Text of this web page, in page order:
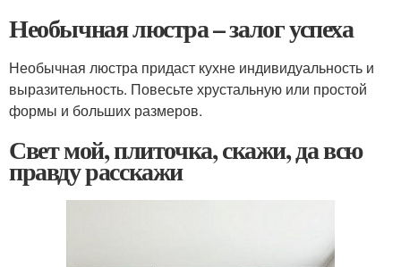
Необычная люстра – залог успеха
Необычная люстра придаст кухне индивидуальность и
выразительность. Повесьте хрустальную или простой
формы и больших размеров.
Свет мой, плиточка, скажи, да всю
правду расскажи